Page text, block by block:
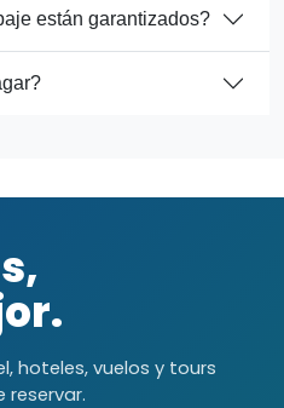
están garantizados?
hoteles, vuelos y tours
reservar.